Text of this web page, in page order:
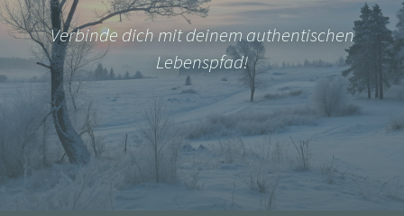
Verbinde dich mit deinem authentischen
Lebenspfad!